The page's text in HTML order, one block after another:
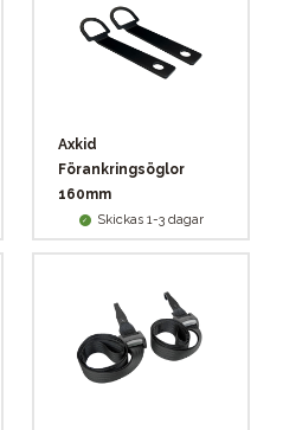
Axkid
Förankringsöglor
160mm
Skickas 1-3 dagar